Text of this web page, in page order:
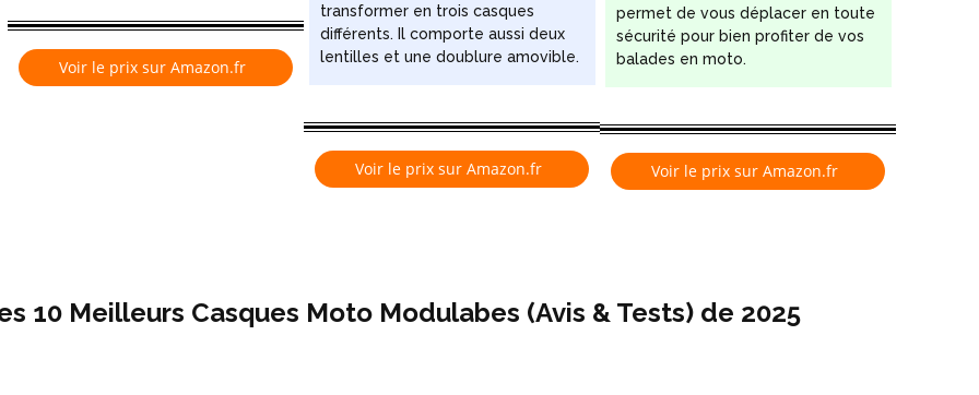
Voir le prix sur Amazon.fr
transformer en trois casques
différents. Il comporte aussi deux
lentilles et une doublure amovible.
Voir le prix sur Amazon.fr
permet de vous déplacer en toute
sécurité pour bien profiter de vos
balades en moto.
Voir le prix sur Amazon.fr
10 Meilleurs Casques Moto Modulabes (Avis & Tests) de 2025